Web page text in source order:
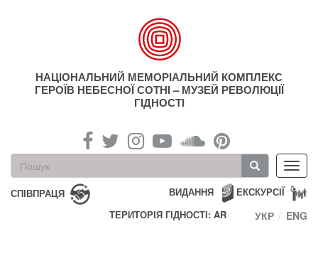
НАЦІОНАЛЬНИЙ МЕМОРІАЛЬНИЙ КОМПЛЕКС
ГЕРОЇВ НЕБЕСНОЇ СОТНІ – МУЗЕЙ РЕВОЛЮЦІЇ
ГІДНОСТІ
Пошукова
форма
Пошук
СПІВПРАЦЯ ЕКСКУРСІЇ
ВИДАННЯ
ТЕРИТОРІЯ ГІДНОСТІ: AR
УКР ENG